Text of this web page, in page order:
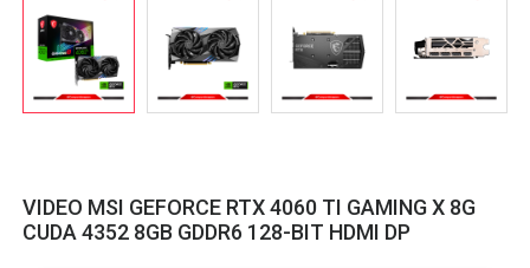
VIDEO MSI GEFORCE RTX 4060 TI GAMING X 8G
CUDA 4352 8GB GDDR6 128-BIT HDMI DP